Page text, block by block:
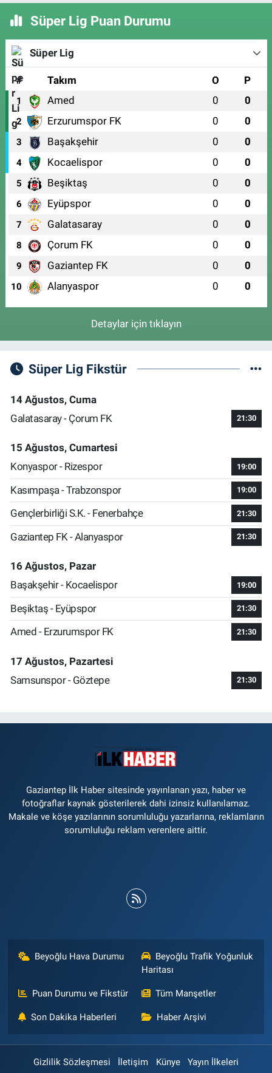
Süper Lig Puan Durumu
Süper Lig
# Takım O P
1 Amed 0 0
2 Erzurumspor FK 0 0
3 Başakşehir 0 0
4 Kocaelispor 0 0
5 Beşiktaş 0 0
6 Eyüpspor 0 0
7 Galatasaray 0 0
8 Çorum FK 0 0
9 Gaziantep FK 0 0
10 Alanyaspor 0 0
Detaylar için tıklayın
Süper Lig Fikstür
14 Ağustos, Cuma
Galatasaray - Çorum FK
21:30
15 Ağustos, Cumartesi
Konyaspor - Rizespor
19:00
Kasımpaşa - Trabzonspor 19:00
Gençlerbirliği S.K. - Fenerbahçe 21:30
Gaziantep FK - Alanyaspor 21:30
16 Ağustos, Pazar
Başakşehir - Kocaelispor
19:00
Beşiktaş - Eyüpspor 21:30
Amed - Erzurumspor FK 21:30
17 Ağustos, Pazartesi
Samsunspor - Göztepe
21:30
Gaziantep İlk Haber sitesinde yayınlanan yazı, haber ve
fotoğraflar kaynak gösterilerek dahi izinsiz kullanılamaz.
Makale ve köşe yazılarının sorumluluğu yazarlarına, reklamların
sorumluluğu reklam verenlere aittir.
Beyoğlu Hava Durumu
Beyoğlu Trafik Yoğunluk
Haritası
Puan Durumu ve Fikstür Tüm Manşetler
Son Dakika Haberleri Haber Arşivi
Gizlilik Sözleşmesi İletişim Künye Yayın İlkeleri